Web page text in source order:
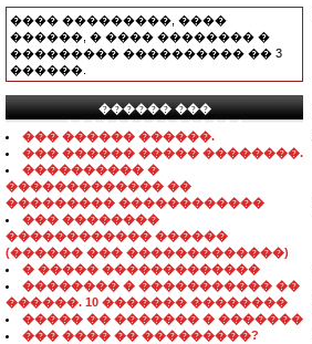
���� ���������, ����
������, � ���� �������� �
��������� ���������� �� 3
������.
������ ���
���������������
��� ������ ������.
��� ������ ����� ��������.
���������� �
������������� ��
��������� ������������
��� ��������
������������ ������
(������ ��� �������������)
� ����� �������������
�������� � ����������� ��
������. 10 ������� ��������
����� �� ������� � �������
��� ���� �� ���������?